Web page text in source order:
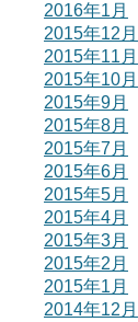
2016年1月
2015年12月
2015年11月
2015年10月
2015年9月
2015年8月
2015年7月
2015年6月
2015年5月
2015年4月
2015年3月
2015年2月
2015年1月
2014年12月